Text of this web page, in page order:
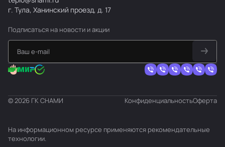
г. Тула, Ханинский проезд, д. 17
Подписаться на новости и акции
© 2026 ГК СНАМИ КонфиденциальностьОферта
На информационном ресурсе применяются рекомендательные
технологии.